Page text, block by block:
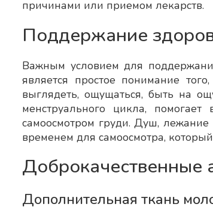
причинами или приемом лекарств.
Поддержание
Важным условием для
является простое понимание
выглядеть, ощущаться, быть на
менструального цикла,
самоосмотром груди. Душ,
временем для самоосмотра,
Дополнительная ткань
только